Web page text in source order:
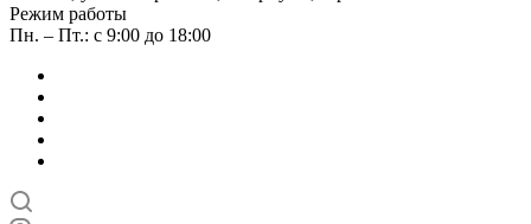
Режим работы
Пн. – Пт.: с 9:00 до 18:00